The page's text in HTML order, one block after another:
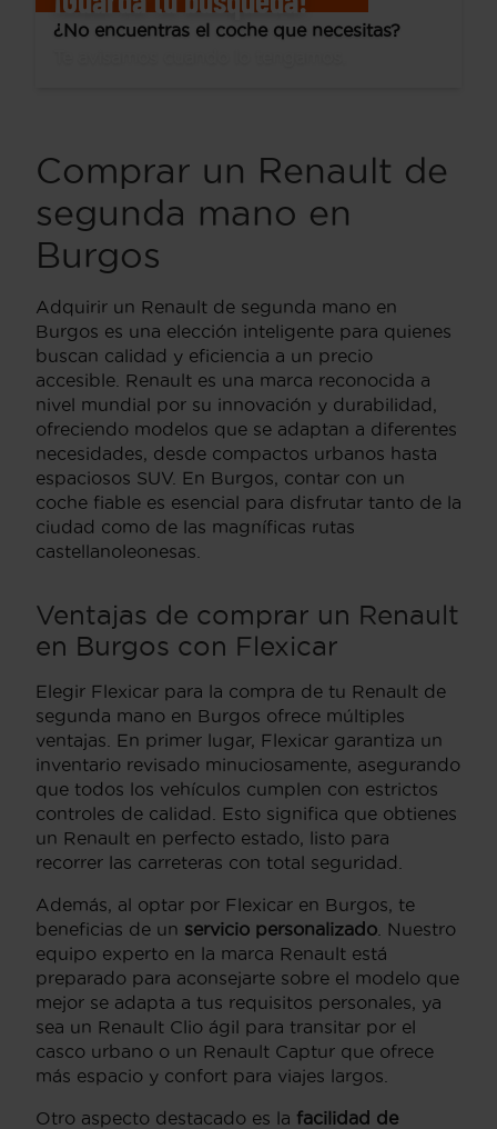
¿No encuentras el coche que necesitas?
Comprar un Renault de
segunda mano en
Burgos
Adquirir un Renault de segunda mano en
Burgos es una elección inteligente para quienes
buscan calidad y eficiencia a un precio
accesible. Renault es una marca reconocida a
nivel mundial por su innovación y durabilidad,
ofreciendo modelos que se adaptan a diferentes
necesidades, desde compactos urbanos hasta
espaciosos SUV. En Burgos, contar con un
coche fiable es esencial para disfrutar tanto de la
ciudad como de las magníficas rutas
castellanoleonesas.
Ventajas de comprar un Renault
en Burgos con Flexicar
Elegir Flexicar para la compra de tu Renault de
segunda mano en Burgos ofrece múltiples
ventajas. En primer lugar, Flexicar garantiza un
inventario revisado minuciosamente, asegurando
que todos los vehículos cumplen con estrictos
controles de calidad. Esto significa que obtienes
un Renault en perfecto estado, listo para
recorrer las carreteras con total seguridad.
Además, al optar por Flexicar en Burgos, te
beneficias de un servicio personalizado . Nuestro
equipo experto en la marca Renault está
preparado para aconsejarte sobre el modelo que
mejor se adapta a tus requisitos personales, ya
sea un Renault Clio ágil para transitar por el
casco urbano o un Renault Captur que ofrece
más espacio y confort para viajes largos.
Otro aspecto destacado es la facilidad de